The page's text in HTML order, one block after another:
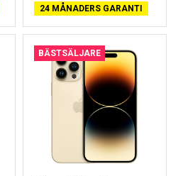
24 MÅNADERS GARANTI
BÄSTSÄLJARE